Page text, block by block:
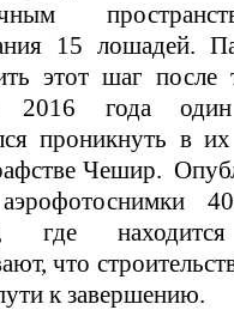
15 лошадей.
этот шаг после
2016 года
проникнуть в
Чешир.
где
что
к завершению.